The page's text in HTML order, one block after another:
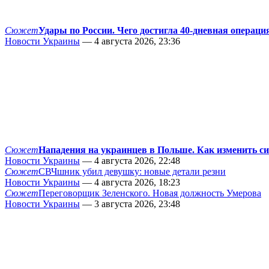
СюжетУдары по России. Чего достигла 40-дневная
Новости Украины — 4 августа 2026, 23:36
СюжетНападения на украинцев в Польше. Как изменить
Новости Украины — 4 августа 2026, 22:48
СюжетСВЧшник убил девушку: новые детали резни
Новости Украины — 4 августа 2026, 18:23
СюжетПереговорщик Зеленского. Новая должность Умерова
Новости Украины — 3 августа 2026, 23:48